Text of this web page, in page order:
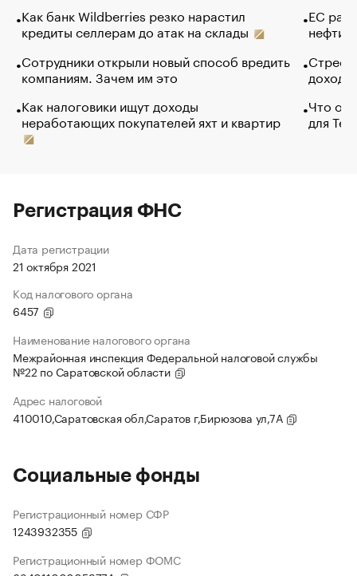
Как банк Wildberries резко нарастил
кредиты селлерам до атак на склады
Сотрудники открыли новый способ вредить
компаниям. Зачем им это
Как налоговики ищут доходы
неработающих покупателей яхт и квартир
ЕС
нефти
Что
для
Регистрация ФНС
Дата регистрации
21 октября 2021
Код налогового органа
6457
Наименование налогового органа
Межрайонная инспекция Федеральной налоговой службы
№22 по Саратовской области
Адрес налоговой
410010,Саратовская обл,Саратов г,Бирюзова ул,7А
Социальные фонды
Регистрационный номер СФР
1243932355
Регистрационный номер ФОМС